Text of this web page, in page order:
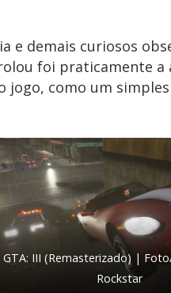
demais curiosos
foi praticamente a
jogo, como um
GTA: III (Remasterizado) |
Rockstar